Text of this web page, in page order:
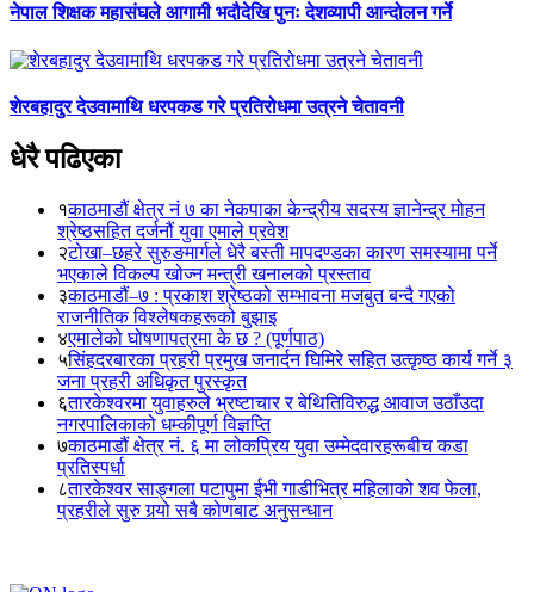
नेपाल शिक्षक महासंघले आगामी भदौदेखि पुनः देशव्यापी आन्दोलन गर्ने
शेरबहादुर देउवामाथि धरपकड गरे प्रतिरोधमा उत्रने चेतावनी
धेरै पढिएका
१काठमाडौं क्षेत्र नं ७ का नेकपाका केन्द्रीय सदस्य ज्ञानेन्द्र मोहन
श्रेष्ठसहित दर्जनौं युवा एमाले प्रवेश
२टोखा–छहरे सुरुङमार्गले धेरै बस्ती मापदण्डका कारण समस्यामा पर्ने
भएकाले विकल्प खोज्न मन्त्री खनालको प्रस्ताव
३काठमाडौं–७ : प्रकाश श्रेष्ठको सम्भावना मजबुत बन्दै गएको
राजनीतिक विश्लेषकहरूको बुझाइ
४एमालेको घोषणापत्रमा के छ ? (पूर्णपाठ)
५सिंहदरबारका प्रहरी प्रमुख जनार्दन घिमिरे सहित उत्कृष्ठ कार्य गर्ने ३
जना प्रहरी अधिकृत पुरस्कृत
६तारकेश्वरमा युवाहरुले भ्रष्टाचार र बेथितिविरुद्ध आवाज उठाँउदा
नगरपालिकाको धम्कीपूर्ण विज्ञप्ति
७काठमाडौं क्षेत्र नं. ६ मा लोकप्रिय युवा उम्मेदवारहरूबीच कडा
प्रतिस्पर्धा
८तारकेश्वर साङ्गला पटापुमा ईभी गाडीभित्र महिलाको शव फेला,
प्रहरीले सुरु गर्‍यो सबै कोणबाट अनुसन्धान